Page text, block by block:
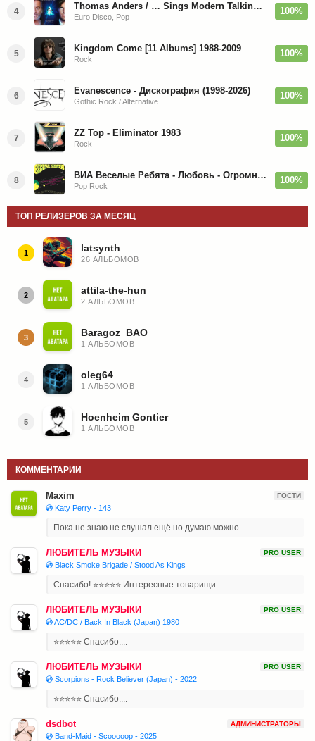
4 Thomas Anders / … Sings Modern Talking: The Best hi-res
Euro Disco, Pop
100%
5 Kingdom Come [11 Albums] 1988-2009
Rock
100%
6 Evanescence - Дискография (1998-2026)
Gothic Rock / Alternative
100%
7 ZZ Top - Eliminator 1983
Rock
100%
8 ВИА Веселые Ребята - Любовь - Огромная Страна - 1974/2026
Pop Rock
100%
ТОП РЕЛИЗЕРОВ ЗА МЕСЯЦ
1 latsynth
26 АЛЬБОМОВ
2 attila-the-hun
2 АЛЬБОМОВ
3 Baragoz_BAO
1 АЛЬБОМОВ
4 oleg64
1 АЛЬБОМОВ
5 Hoenheim Gontier
1 АЛЬБОМОВ
КОММЕНТАРИИ
Maxim ГОСТИ
💿 Katy Perry - 143
Пока не знаю не слушал ещё но думаю можно...
ЛЮБИТЕЛЬ МУЗЫКИ PRO USER
💿 Black Smoke Brigade / Stood As Kings
Спасибо! ⭐⭐⭐⭐⭐ Интересные товарищи....
ЛЮБИТЕЛЬ МУЗЫКИ PRO USER
💿 AC/DC / Back In Black (Japan) 1980
⭐⭐⭐⭐⭐ Спасибо....
ЛЮБИТЕЛЬ МУЗЫКИ PRO USER
💿 Scorpions - Rock Believer (Japan) - 2022
⭐⭐⭐⭐⭐ Спасибо....
dsdbot АДМИНИСТРАТОРЫ
💿 Band-Maid - Scooooop - 2025